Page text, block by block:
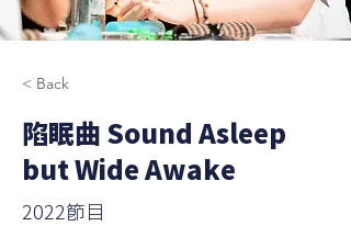
< Back
陷眠曲 Sound Asleep
but Wide Awake
2022節目